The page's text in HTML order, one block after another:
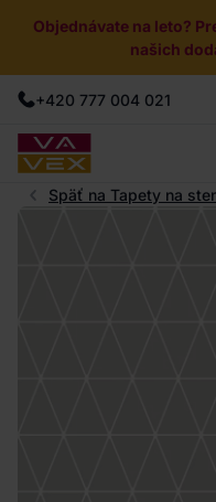
Objednávate na leto?
našich
+420 777 004 021
Späť na Tapety na